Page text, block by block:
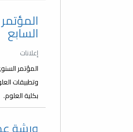
المؤتمر السنوي السابع حول نظريات
وتطبيقات العلوم الأساسية والحيوية